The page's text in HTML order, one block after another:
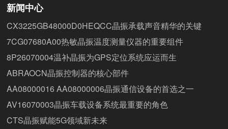
新闻中心
CX3225GB48000D0HEQCC晶振承载声音精华的关键
7CG07680A00热敏晶振温度测量仪器的重要组件
8P26070004温补晶振为GPS定位系统应运而生
ABRAOCN晶振控制器的核心部件
AA08000016 AA08000006晶振通信设备的首选之一
AV16070003晶振车载设备系统最重要的角色
CTS晶振赋能5G领域新未来